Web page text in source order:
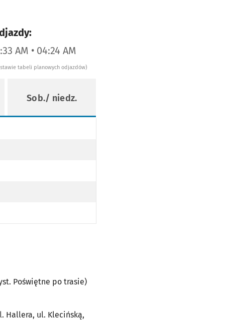
AM • 04:24 AM
tabeli planowych odjazdów)
Sob./ niedz.
PO TRASIE)
UL. KLECIŃSKĄ, NA OSTATNIM GROSZU, WEJHEROWSKĄ, MOST MILENIJNY (DO PRZYST.
Poświętne po trasie)
Hallera, ul. Klecińską,